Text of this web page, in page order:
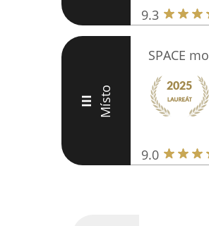
9.3
III Místo
SPACE
9.0